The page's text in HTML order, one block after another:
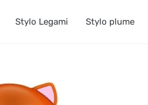
Stylo Legami Stylo plume